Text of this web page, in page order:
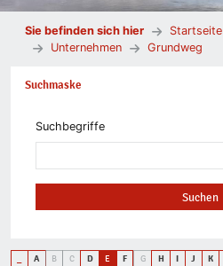
Sie befinden sich hier Startseite
Unternehmen
Grundweg
Suchmaske
Suchbegriffe
Suchen
A B C D E F G H I J K